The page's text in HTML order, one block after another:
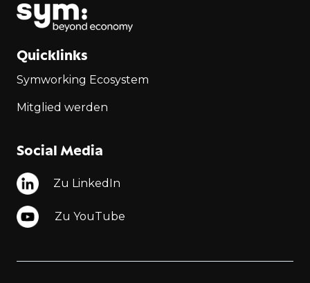
Quicklinks
Symworking Ecosystem
Mitglied werden
Social Media
Zu LinkedIn
Zu YouTube